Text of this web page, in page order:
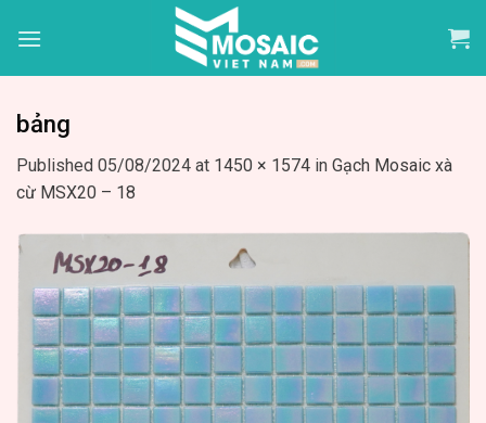
bảng
Published 05/08/2024 at 1450 × 1574 in Gạch Mosaic xà
cừ MSX20 – 18